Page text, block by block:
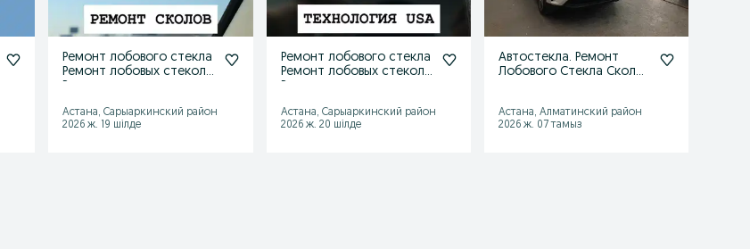
Ремонт лобового стекла
Ремонт лобовых стекол
Астана, Сарыаркинский район
2026 ж. 19 шілде
Ремонт лобового стекла
Ремонт лобовых стекол
Астана, Сарыаркинский район
2026 ж. 20 шілде
Автостекла. Ремонт
Лобового Стекла Сколы
Астана, Алматинский район
2026 ж. 07 тамыз